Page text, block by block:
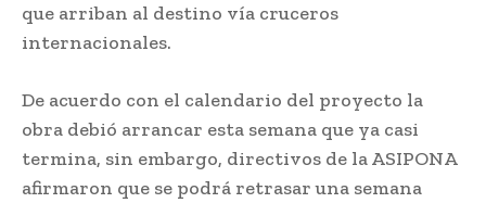
que arriban al destino vía cruceros
internacionales.
De acuerdo con el calendario del proyecto la
obra debió arrancar esta semana que ya casi
termina, sin embargo, directivos de la ASIPONA
afirmaron que se podrá retrasar una semana